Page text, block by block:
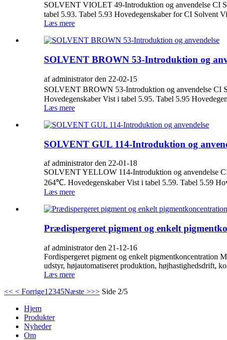
SOLVENT VIOLET 49-Introduktion og anvendelse CI
tabel 5.93. Tabel 5.93 Hovedegenskaber for CI Solvent
Læs mere
SOLVENT BROWN 53-Introduktion og
af administrator den 22-02-15
SOLVENT BROWN 53-Introduktion og anvendelse CI
Hovedegenskaber Vist i tabel 5.95. Tabel 5.95
Læs mere
SOLVENT GUL 114-Introduktion og
af administrator den 22-01-18
SOLVENT YELLOW 114-Introduktion og anvendelse
264℃. Hovedegenskaber Vist i tabel 5.59. Tabel 5.59
Læs mere
Prædispergeret pigment og enkelt
af administrator den 21-12-16
Fordispergeret pigment og enkelt pigmentkoncentration
udstyr, højautomatiseret produktion, højhastighedsdrift,
Læs mere
<< < Forrige1 2345Næste >>> Side 2/5
Hjem
Produkter
Nyheder
Om